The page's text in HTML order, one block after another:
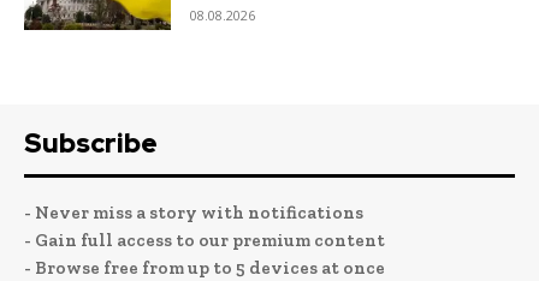
08.08.2026
Subscribe
- Never miss a story with notifications
- Gain full access to our premium content
- Browse free from up to 5 devices at once